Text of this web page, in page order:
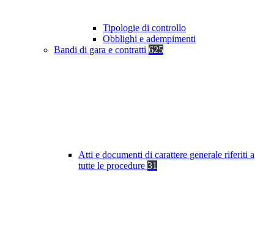
Tipologie di controllo
Obblighi e adempimenti
Bandi di gara e contratti 625
Atti e documenti di carattere generale riferiti a
tutte le procedure 31